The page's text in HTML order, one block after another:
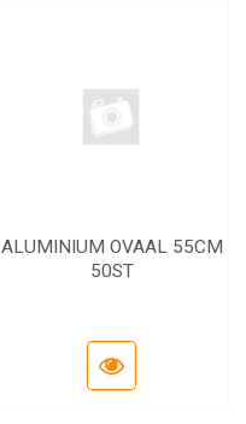
ALUMINIUM OVAAL 55CM
50ST